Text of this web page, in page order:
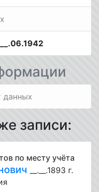
__.06.1942
данных
записи:
по месту учёта
__.__.1893 г.